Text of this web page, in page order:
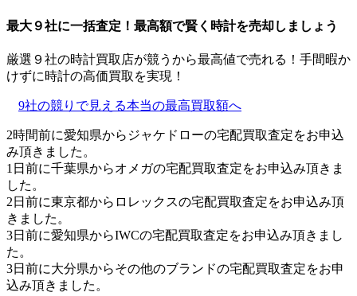
最大９社に一括査定！ 最高額で賢く時計を売却しましょう
厳選９社の時計買取店が競うから最高値で売れる！手間暇か
けずに時計の高価買取を実現！
9社の競りで見える本当の最高買取額へ
2時間前に愛知県からジャケドローの宅配買取査定をお申込
み頂きました。
1日前に千葉県からオメガの宅配買取査定をお申込み頂きま
した。
2日前に東京都からロレックスの宅配買取査定をお申込み頂
きました。
3日前に愛知県からIWCの宅配買取査定をお申込み頂きまし
た。
3日前に大分県からその他のブランドの宅配買取査定をお申
込み頂きました。